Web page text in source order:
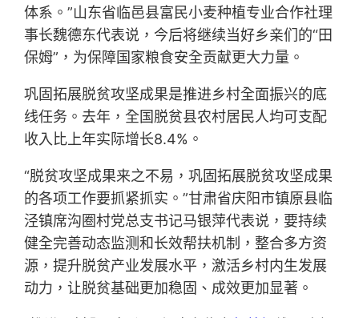
体系。”山东省临邑县富民小麦种植专业合作社理
事长魏德东代表说，今后将继续当好乡亲们的“田
保姆”，为保障国家粮食安全贡献更大力量。
巩固拓展脱贫攻坚成果是推进乡村全面振兴的底
线任务。去年，全国脱贫县农村居民人均可支配
收入比上年实际增长8.4%。
“脱贫攻坚成果来之不易，巩固拓展脱贫攻坚成果
的各项工作要抓紧抓实。”甘肃省庆阳市镇原县临
泾镇席沟圈村党总支书记马银萍代表说，要持续
健全完善动态监测和长效帮扶机制，整合多方资
源，提升脱贫产业发展水平，激活乡村内生发展
动力，让脱贫基础更加稳固、成效更加显著。